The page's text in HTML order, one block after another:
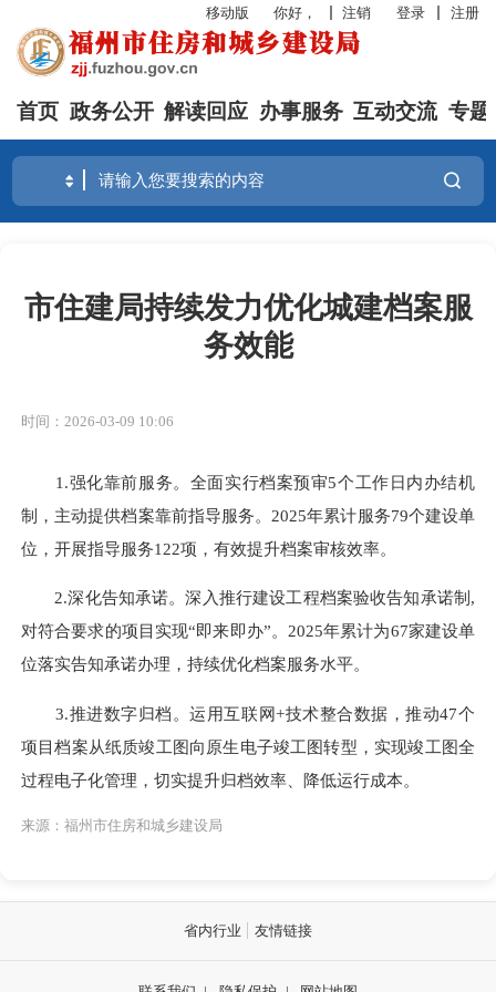
移动版 你好， 注销 登录 注册
首页 政务公开 解读回应 办事服务 互动交流 专题
市住建局持续发力优化城建档案服
务效能
时间：2026-03-09 10:06
1.强化靠前服务。 全面实行档案预审5个工作日内办结机
制，主动提供档案靠前指导服务。2025年累计服务79个建设单
位，开展指导服务122项，有效提升档案审核效率。
2.深化告知承诺。深入推行建设工程档案验收告知承诺制,
对符合要求的项目实现“即来即办”。2025年累计为67家建设单
位落实告知承诺办理，持续优化档案服务水平。
3.推进数字归档。运用互联网+技术整合数据，推动47个
项目档案从纸质竣工图向原生电子竣工图转型，实现竣工图全
过程电子化管理，切实提升归档效率、降低运行成本。
来源：福州市住房和城乡建设局
省内行业 友情链接